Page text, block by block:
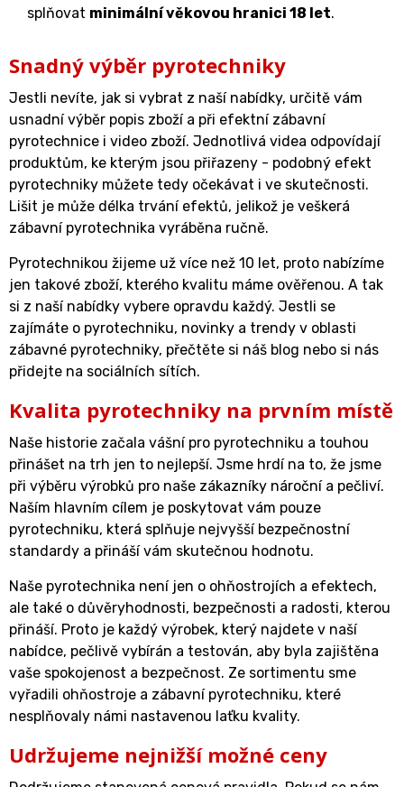
splňovat minimální věkovou hranici 18 let.
Snadný výběr pyrotechniky
Jestli nevíte, jak si vybrat z naší nabídky, určitě vám
usnadní výběr popis zboží a při efektní zábavní
pyrotechnice i video zboží. Jednotlivá videa odpovídají
produktům, ke kterým jsou přiřazeny - podobný efekt
pyrotechniky můžete tedy očekávat i ve skutečnosti.
Lišit je může délka trvání efektů, jelikož je veškerá
zábavní pyrotechnika vyráběna ručně.
Pyrotechnikou žijeme už více než 10 let, proto nabízíme
jen takové zboží, kterého kvalitu máme ověřenou. A tak
si z naší nabídky vybere opravdu každý. Jestli se
zajímáte o pyrotechniku, novinky a trendy v oblasti
zábavné pyrotechniky, přečtěte si náš blog nebo si nás
přidejte na sociálních sítích.
Kvalita pyrotechniky na prvním místě
Naše historie začala vášní pro pyrotechniku a touhou
přinášet na trh jen to nejlepší. Jsme hrdí na to, že jsme
při výběru výrobků pro naše zákazníky nároční a pečliví.
Naším hlavním cílem je poskytovat vám pouze
pyrotechniku, která splňuje nejvyšší bezpečnostní
standardy a přináší vám skutečnou hodnotu.
Naše pyrotechnika není jen o ohňostrojích a efektech,
ale také o důvěryhodnosti, bezpečnosti a radosti, kterou
přináší. Proto je každý výrobek, který najdete v naší
nabídce, pečlivě vybírán a testován, aby byla zajištěna
vaše spokojenost a bezpečnost. Ze sortimentu sme
vyřadili ohňostroje a zábavní pyrotechniku, které
nesplňovaly námi nastavenou laťku kvality.
Udržujeme nejnižší možné ceny